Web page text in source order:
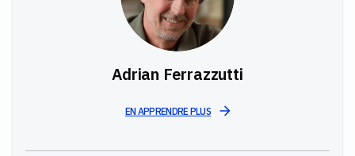
Adrian Ferrazzutti
EN APPRENDRE PLUS